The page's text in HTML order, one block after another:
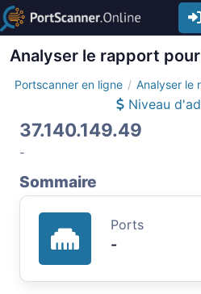
Analyser le rapport
Portscanner en ligne Analyser le
Niveau
37.140.149.49
-
Sommaire
Ports
-